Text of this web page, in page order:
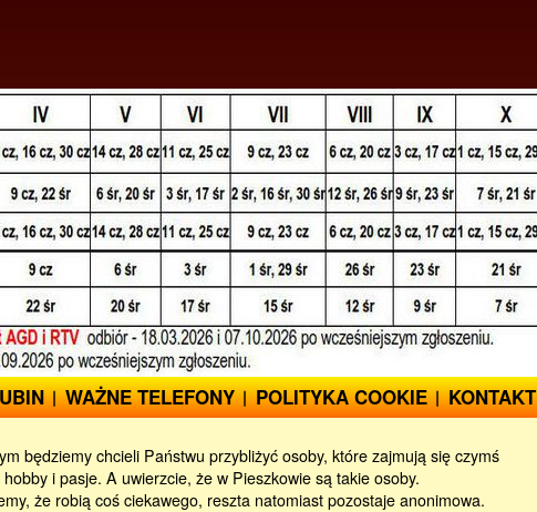
WAŻNE TELEFONY POLITYKA COOKIE KONTAKT
będziemy chcieli Państwu przybliżyć osoby, które zajmują się czymś
i pasje. A uwierzcie, że w Pieszkowie są takie osoby.
że robią coś ciekawego, reszta natomiast pozostaje anonimowa.